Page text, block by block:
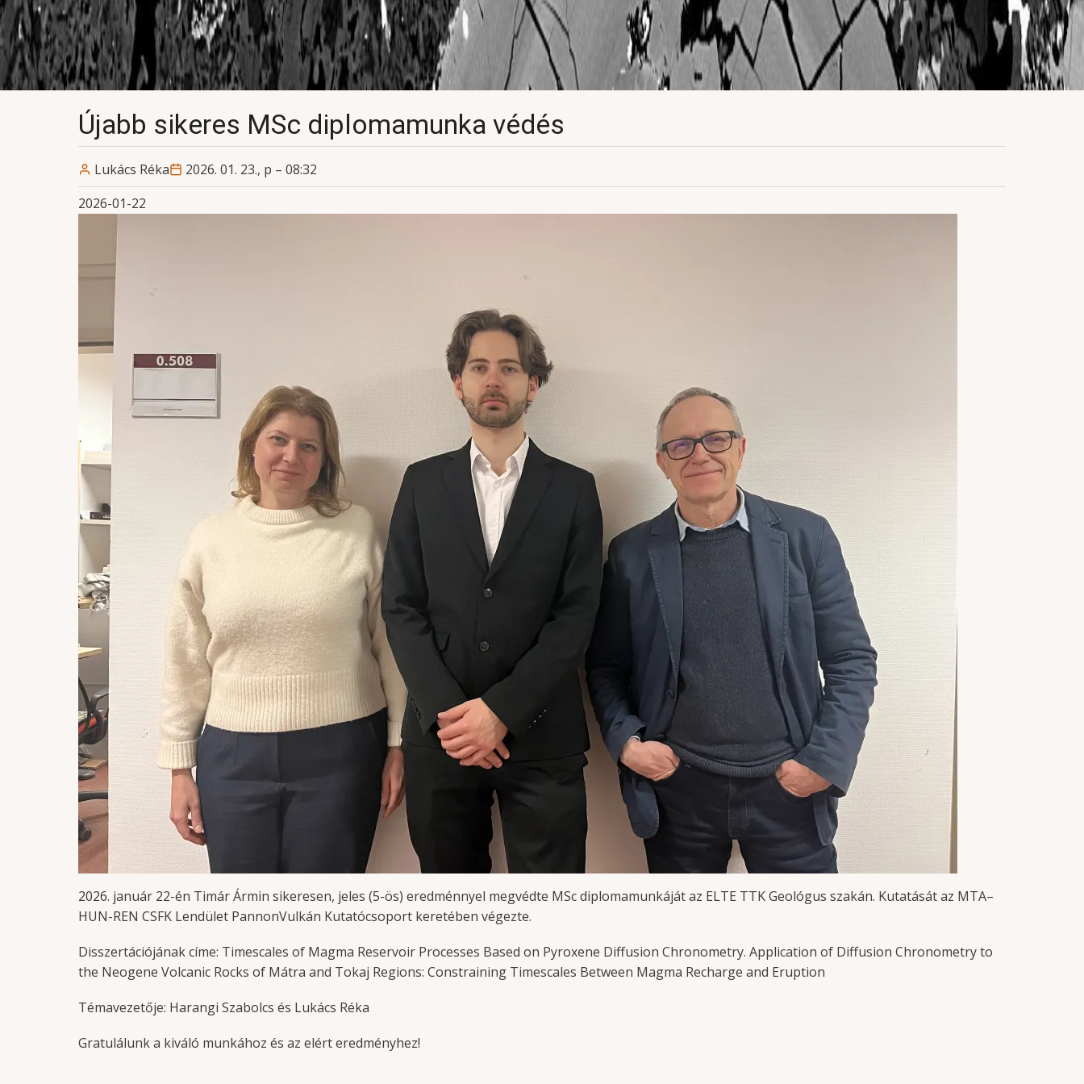
Újabb sikeres MSc diplomamunka védés
Lukács Réka
2026. 01. 23., p – 08:32
2026-01-22
2026. január 22-én Timár Ármin sikeresen, jeles (5-ös) eredménnyel megvédte MSc diplomamunkáját az ELTE TTK Geológus szakán. Kutatását az MTA–
HUN-REN CSFK Lendület PannonVulkán Kutatócsoport keretében végezte.
Disszertációjának címe: Timescales of Magma Reservoir Processes Based on Pyroxene Diffusion Chronometry. Application of Diffusion Chronometry to
the Neogene Volcanic Rocks of Mátra and Tokaj Regions: Constraining Timescales Between Magma Recharge and Eruption
Témavezetője: Harangi Szabolcs és Lukács Réka
Gratulálunk a kiváló munkához és az elért eredményhez!